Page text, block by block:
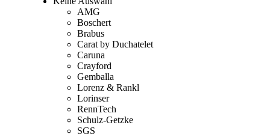
AMG
Boschert
Brabus
Carat by Duchatelet
Caruna
Crayford
Gemballa
Lorenz & Rankl
Lorinser
RennTech
Schulz-Getzke
SGS